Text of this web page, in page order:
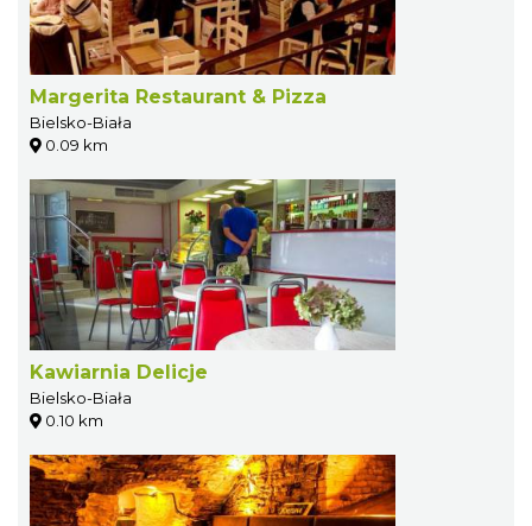
Margerita Restaurant & Pizza
Bielsko-Biała
0.09 km
Kawiarnia Delicje
Bielsko-Biała
0.10 km